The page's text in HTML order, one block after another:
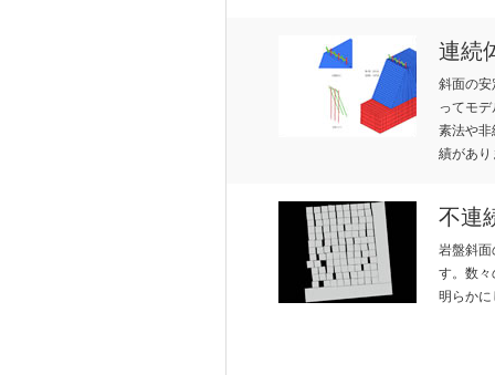
LIT
Y
連続
斜面の安
ってモ
素法や非
績があり
不連
岩盤斜面
す。数々
明らかに